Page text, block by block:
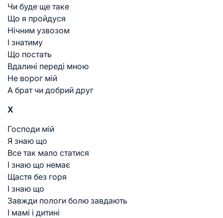
Чи буде ще таке
Що я пройдуся
Нічним узвозом
І знатиму
Що постать
Вдалині переді мною
Не ворог мій
А брат чи добрий друг
X
Господи мій
Я знаю що
Все так мало статися
І знаю що немає
Щастя без горя
І знаю що
Завжди пологи болю завдають
І мамі і дитині